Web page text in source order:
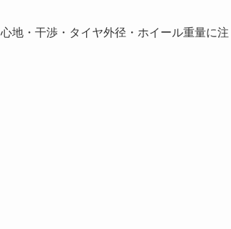
地・干渉・タイヤ外径・ホイール重量に注